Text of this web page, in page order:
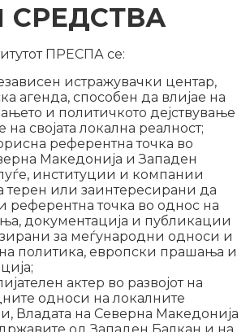
СРЕДСТВА
ПРЕСПА се:
истражувачки центар,
агенда, способен да влијае на
и политичкото дејствување
својата локална реалност;
референтна точка во
Македонија и Западен
институции и компании
терен или заинтересирани да
референтна точка во однос на
документација и публикации
за меѓународни односи и
политика, европски прашања и
актер во развојот на
односи на локалните
Владата на Северна Македонија